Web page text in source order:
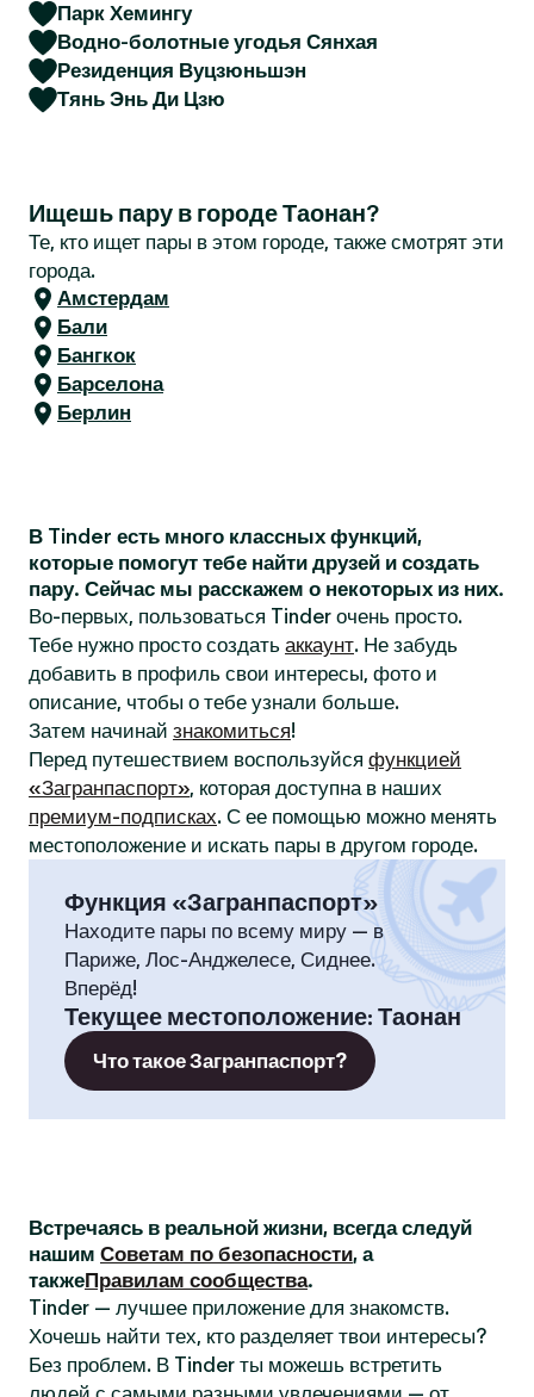
Парк Хемингу
Водно-болотные угодья Сянхая
Резиденция Вуцзюньшэн
Тянь Энь Ди Цзю
Ищешь пару в городе Таонан?
Те, кто ищет пары в этом городе, также смотрят эти
города.
Амстердам
Бали
Бангкок
Барселона
Берлин
В Tinder есть много классных функций,
которые помогут тебе найти друзей и создать
пару. Сейчас мы расскажем о некоторых из них.
Во-первых, пользоваться Tinder очень просто.
Тебе нужно просто создать аккаунт. Не забудь
добавить в профиль свои интересы, фото и
описание, чтобы о тебе узнали больше.
Затем начинай знакомиться!
Перед путешествием воспользуйся функцией
«Загранпаспорт», которая доступна в наших
премиум-подписках. С ее помощью можно менять
местоположение и искать пары в другом городе.
Функция «Загранпаспорт»
Находите пары по всему миру — в
Париже, Лос-Анджелесе, Сиднее.
Вперёд!
Текущее местоположение: Таонан
Что такое Загранпаспорт?
Встречаясь в реальной жизни, всегда следуй
нашим Советам по безопасности, а
такжеПравилам сообщества.
Tinder — лучшее приложение для знакомств.
Хочешь найти тех, кто разделяет твои интересы?
Без проблем. В Tinder ты можешь встретить